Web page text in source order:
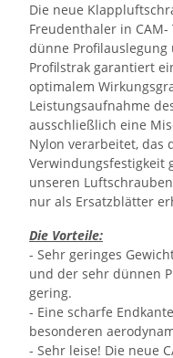
Die neue
Freudenthaler in
dünne
Profilstrak garantiert
optimalem
Leistungsaufnahme
ausschließlich eine
Nylon verarbeitet, das
Verwindungsfestigkeit
unseren
nur als Ersatzblätter
Die Vorteile:
- Sehr geringes
und der sehr dünnen
gering.
- Eine scharfe
besonderen
- Sehr leise! Die neue